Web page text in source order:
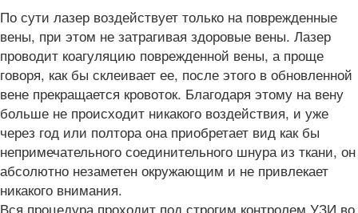
По сути лазер воздействует только на поврежденные
вены, при этом не затрагивая здоровые вены. Лазер
проводит коагуляцию поврежденной вены, а проще
говоря, как бы склеивает ее, после этого в обновленной
вене прекращается кровоток. Благодаря этому на вену
больше не происходит никакого воздействия, и уже
через год или полтора она приобретает вид как бы
непримечательного соединительного шнура из ткани, он
абсолютно незаметен окружающим и не привлекает
никакого внимания.
Вся процедура проходит под строгим контролем УЗИ во